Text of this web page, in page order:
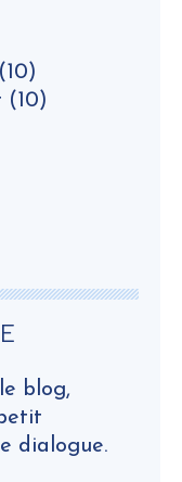
(10)
(10)
blog,
dialogue.